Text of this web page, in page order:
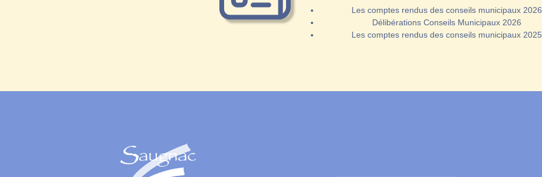
Les comptes rendus des conseils municipaux 2026
Délibérations Conseils Municipaux 2026
Les comptes rendus des conseils municipaux 2025